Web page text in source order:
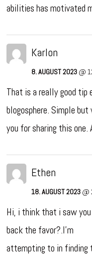
abilities has motivated
Karlon
8. AUGUST 2023 @
That is a really good
blogosphere. Simple
you for sharing this
Ethen
18. AUGUST 2023 @
Hi, i think that i saw
back the favor?.I’m
attempting to in finding